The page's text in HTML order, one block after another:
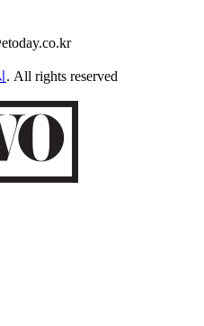
. All rights reserved